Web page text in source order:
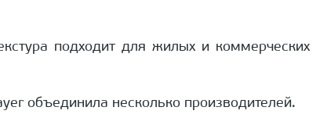
подходит для жилых и коммерческих
объединила несколько производителей.